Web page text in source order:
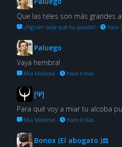
Que las teles son más grandes
¿Alguien sabe qué ha pasado?· hace
Paluego
Vaya hembra!
Mia Malkova · hace 4 días
[Ψ]
Para qué voy a miar tu alcoba
Mia Malkova · hace 4 días
Bonox (El abogato )⚖